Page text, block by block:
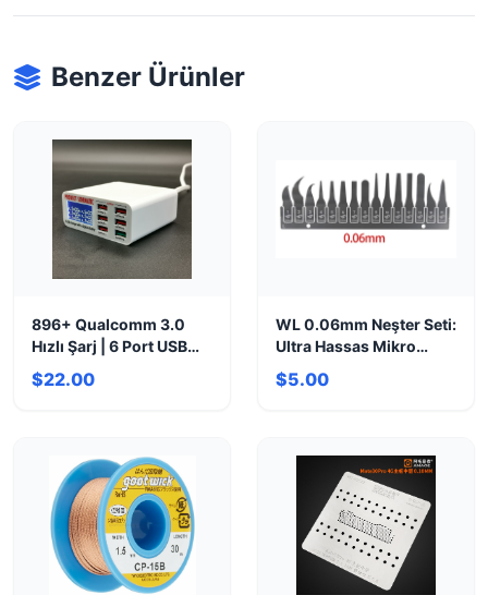
Benzer Ürünler
896+ Qualcomm 3.0
Hızlı Şarj | 6 Port USB
Çoklu Adaptör
$22.00
WL 0.06mm Neşter Seti:
Ultra Hassas Mikro
Kesim
$5.00